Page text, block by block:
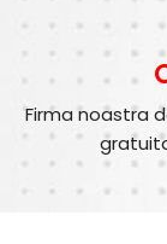
Firma noastra